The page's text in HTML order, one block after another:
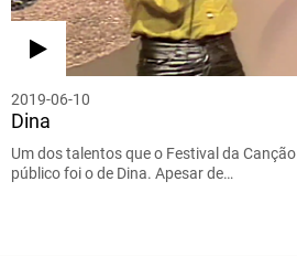
2019-06-10
Dina
Um dos talentos que o Festival da
público foi o de Dina. Apesar de…